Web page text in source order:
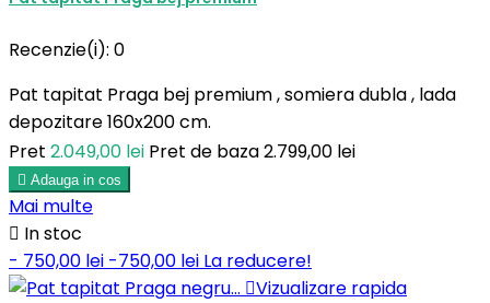
Recenzie(i): 0
Pat tapitat Praga bej premium , somiera dubla , lada
depozitare 160x200 cm.
Pret 2.049,00 lei Pret de baza2.799,00 lei
 Adauga in cos
Mai multe
 In stoc
- 750,00 lei -750,00 lei La reducere!
Vizualizare rapida